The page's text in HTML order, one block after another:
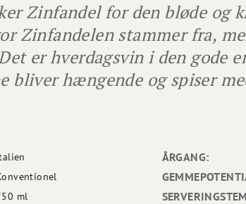
Zinfandel for den bløde og
Zinfandelen stammer fra,
er hverdagsvin i den gode
bliver hængende og spiser
ml
ÅRGANG: